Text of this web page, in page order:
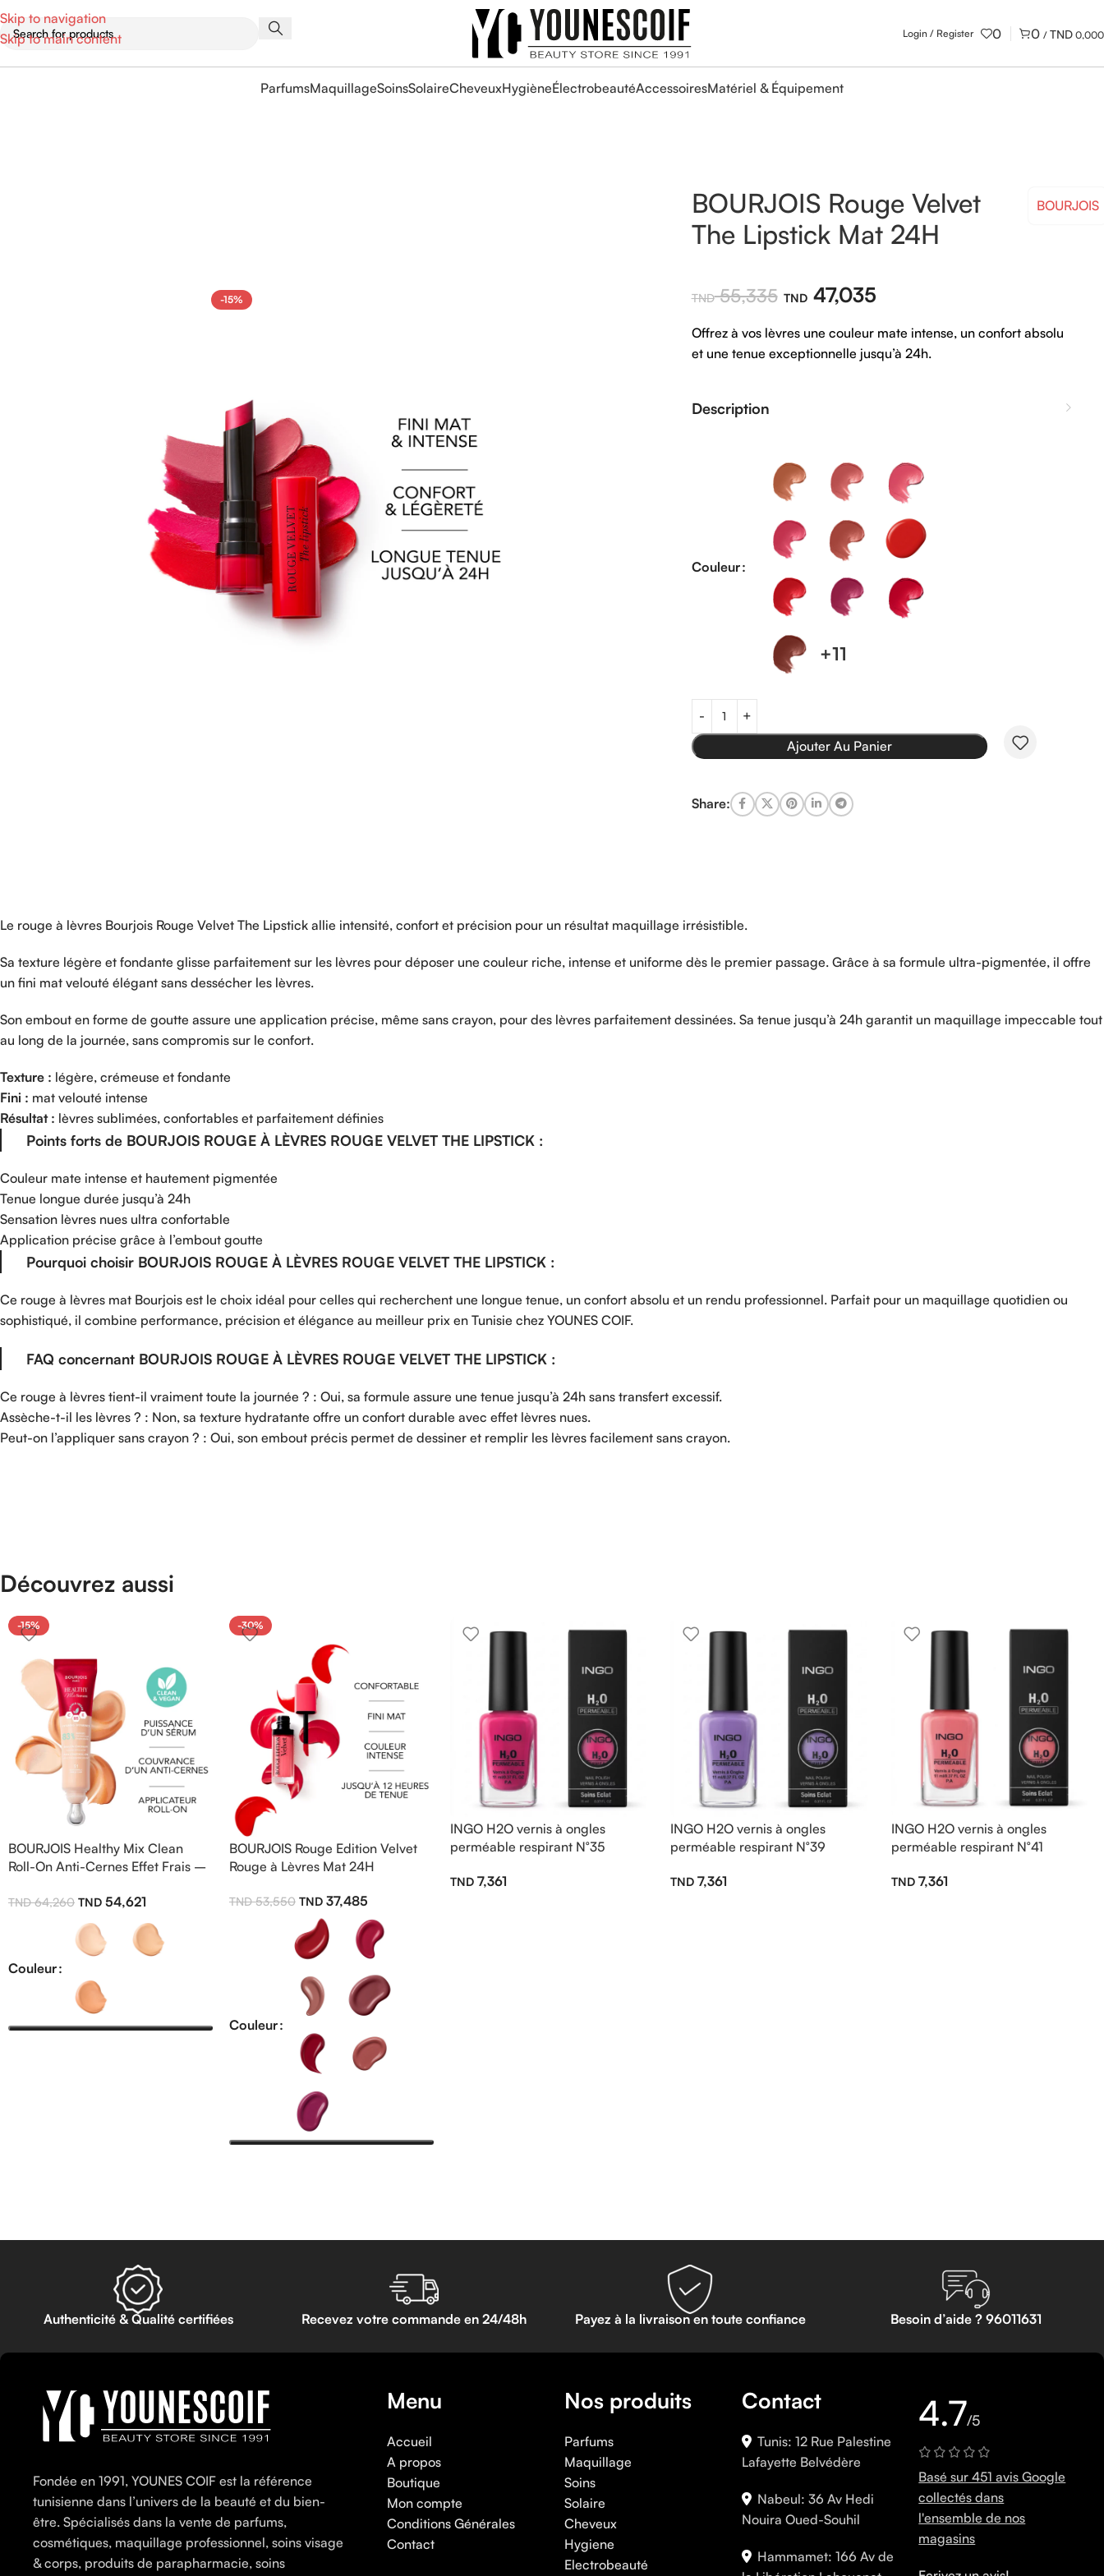
Skip to navigation
Skip to main content
Login / Register 0 0 / 0,000
ParfumsMaquillageSoinsSolaireCheveuxHygièneÉlectrobeautéAccessoiresMatériel & Équipement
-15%
BOURJOIS Rouge Velvet
The Lipstick Mat 24H
BOURJOIS
55,335 47,035
Offrez à vos lèvres une couleur mate intense, un confort absolu
et une tenue exceptionnelle jusqu’à 24h.
Description
Couleur
+11
Ajouter Au Panier
Share:
Le rouge à lèvres Bourjois Rouge Velvet The Lipstick allie intensité, confort et précision pour un résultat maquillage irrésistible.
Sa texture légère et fondante glisse parfaitement sur les lèvres pour déposer une couleur riche, intense et uniforme dès le premier passage. Grâce à sa formule ultra-pigmentée, il offre
un fini mat velouté élégant sans dessécher les lèvres.
Son embout en forme de goutte assure une application précise, même sans crayon, pour des lèvres parfaitement dessinées. Sa tenue jusqu’à 24h garantit un maquillage impeccable tout
au long de la journée, sans compromis sur le confort.
Texture : légère, crémeuse et fondante
Fini : mat velouté intense
Résultat : lèvres sublimées, confortables et parfaitement définies
Points forts de BOURJOIS ROUGE À LÈVRES ROUGE VELVET THE LIPSTICK :
Couleur mate intense et hautement pigmentée
Tenue longue durée jusqu’à 24h
Sensation lèvres nues ultra confortable
Application précise grâce à l’embout goutte
Pourquoi choisir BOURJOIS ROUGE À LÈVRES ROUGE VELVET THE LIPSTICK :
Ce rouge à lèvres mat Bourjois est le choix idéal pour celles qui recherchent une longue tenue, un confort absolu et un rendu professionnel. Parfait pour un maquillage quotidien ou
sophistiqué, il combine performance, précision et élégance au meilleur prix en Tunisie chez YOUNES COIF.
FAQ concernant BOURJOIS ROUGE À LÈVRES ROUGE VELVET THE LIPSTICK :
Ce rouge à lèvres tient-il vraiment toute la journée ? : Oui, sa formule assure une tenue jusqu’à 24h sans transfert excessif.
Assèche-t-il les lèvres ? : Non, sa texture hydratante offre un confort durable avec effet lèvres nues.
Peut-on l’appliquer sans crayon ? : Oui, son embout précis permet de dessiner et remplir les lèvres facilement sans crayon.
Découvrez aussi
-15%
BOURJOIS Healthy Mix Clean
Roll-On Anti-Cernes Effet Frais –
64,260 54,621
Couleur
-30%
BOURJOIS Rouge Edition Velvet
Rouge à Lèvres Mat 24H
53,550 37,485
Couleur
INGO H2O vernis à ongles
perméable respirant N°35
7,361
INGO H2O vernis à ongles
perméable respirant N°39
7,361
INGO H2O vernis à ongles
perméable respirant N°41
7,361
Authenticité & Qualité certifiées Recevez votre commande en 24/48h Payez à la livraison en toute confiance Besoin d’aide ? 96011631
Fondée en 1991, YOUNES COIF est la référence
tunisienne dans l’univers de la beauté et du bien-
être. Spécialisés dans la vente de parfums,
cosmétiques, maquillage professionnel, soins visage
& corps, produits de parapharmacie, soins
Menu
Accueil
A propos
Boutique
Mon compte
Conditions Générales
Contact
Nos produits
Parfums
Maquillage
Soins
Solaire
Cheveux
Hygiene
Electrobeauté
Contact
Tunis: 12 Rue Palestine
Lafayette Belvédère
Nabeul: 36 Av Hedi
Nouira Oued-Souhil
Hammamet: 166 Av de
4.7/5
Basé sur 451 avis Google
collectés dans
l'ensemble de nos
magasins